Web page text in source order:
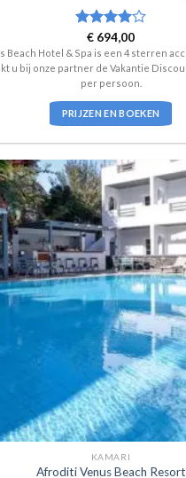
Waardering
4uit 5
€ 694,00
Beach Hotel & Spa is een 4 sterren
u bij onze partner de Vakantie
per persoon.
PRIJZEN EN BOEKEN
KAMARI
Afroditi Venus Beach Resort